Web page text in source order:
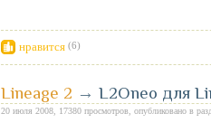
нравится (6)
Lineage 2 → L2Oneo для
20 июля 2008, 17380 просмотров, опубликовано в